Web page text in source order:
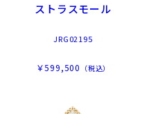
ストラスモール
JRG02195
￥599,500 （税込）